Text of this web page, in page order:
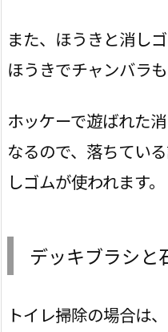
また、ほうきと消し
ほうきでチャンバラも
ホッケーで遊ばれた
なるので、落ちてい
しゴムが使われます。
デッキブラシと
トイレ掃除の場合は